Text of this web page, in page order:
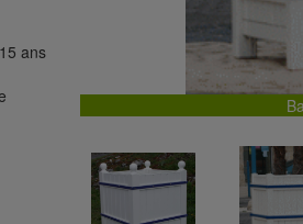
ans